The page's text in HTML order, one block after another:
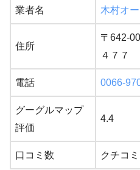
業者名 木村オ
住所
〒642-
４７７
電話 0066-
グーグルマップ
評価
4.4
口コミ数 クチコ